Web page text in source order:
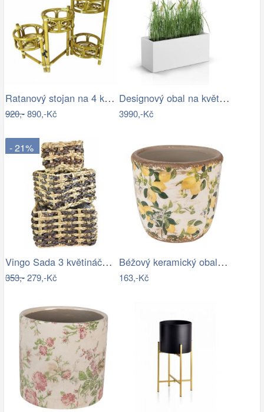
Ratanový stojan na 4 květiny - světlý…
920,-890,-Kč
Designový obal na květináče LONG SLIM…
3990,-Kč
- 21%
Vingo Sada 3 květináčů z vodního…
353,-279,-Kč
Béžový keramický obal na květináč s…
163,-Kč